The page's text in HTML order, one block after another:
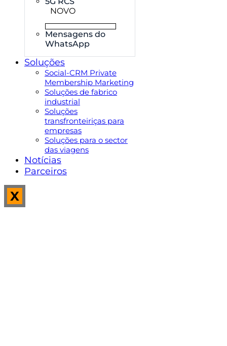
NOVO
Mensagens do
WhatsApp
Soluções
Social-CRM Private
Membership Marketing
Soluções de fabrico
industrial
Soluções
transfronteiriças para
empresas
Soluções para o sector
das viagens
Notícias
Parceiros
X